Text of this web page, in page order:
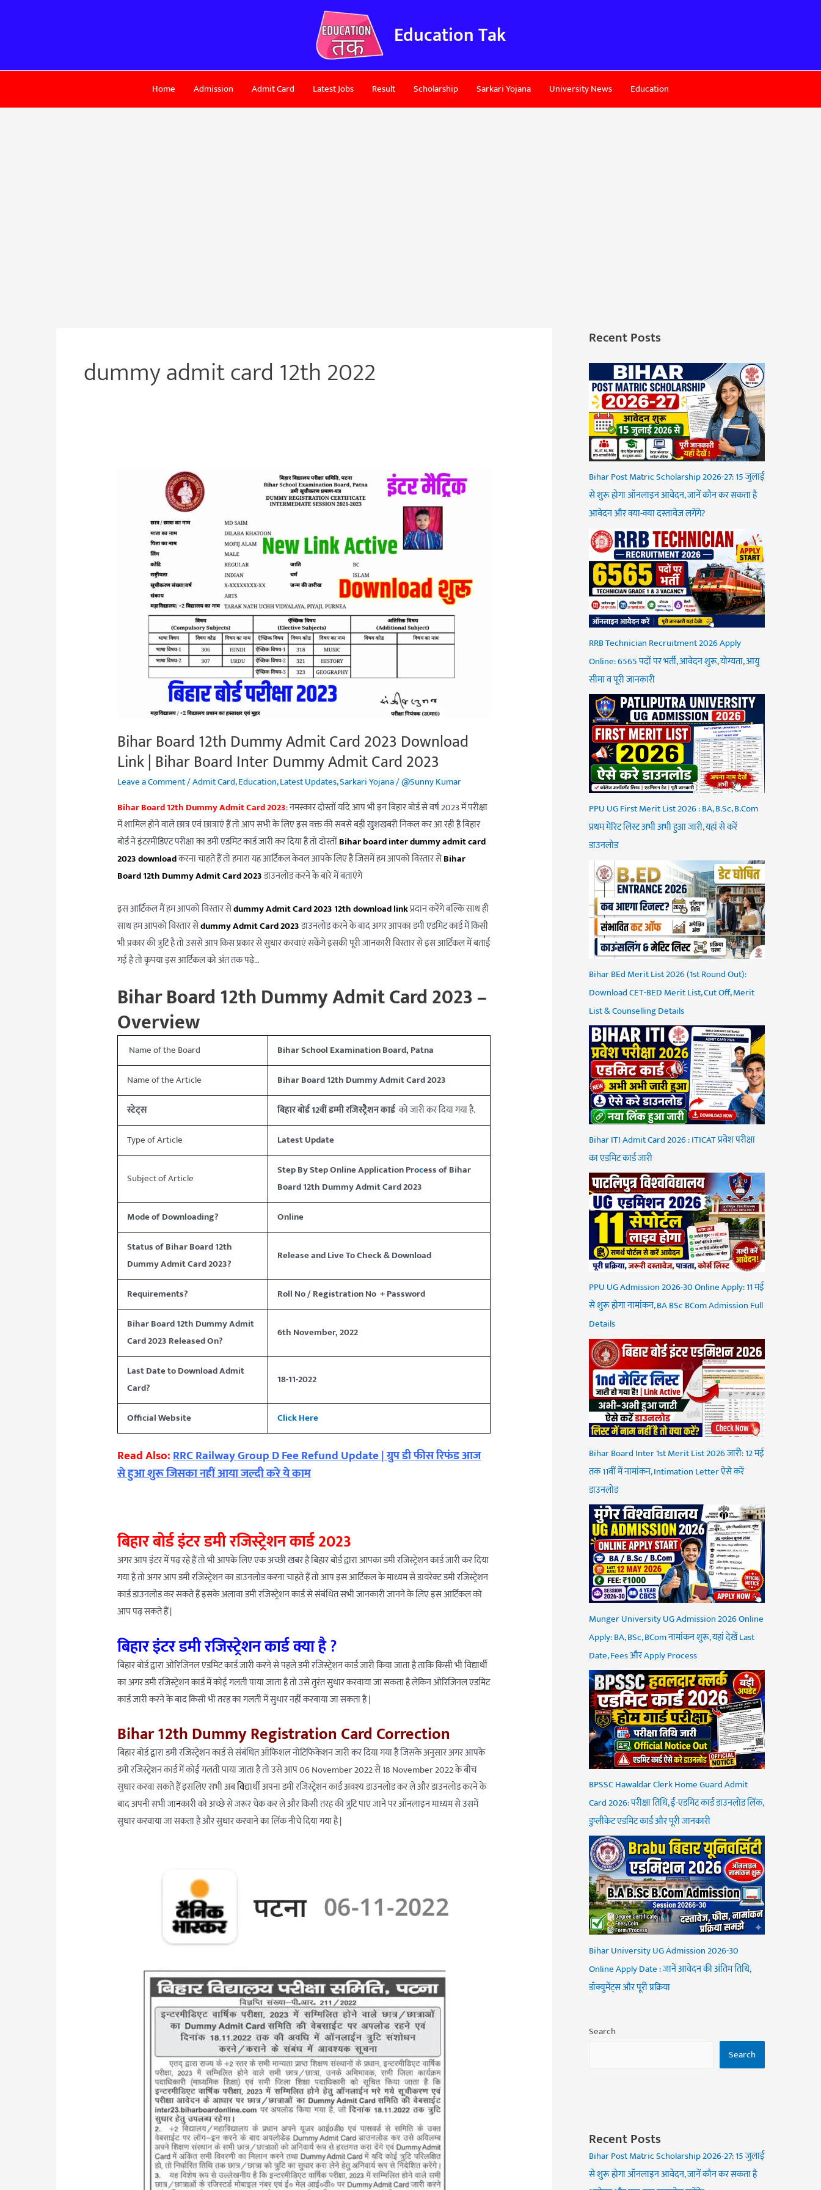
Education Tak
Home Admission Admit Card Latest Jobs Result Scholarship Sarkari Yojana University News Education
dummy admit card 12th 2022
Bihar Board 12th Dummy Admit Card 2023 Download
Link | Bihar Board Inter Dummy Admit Card 2023
Leave a Comment/Admit Card,Education,Latest Updates,Sarkari Yojana/@Sunny Kumar
Bihar Board 12th Dummy Admit Card 2023: नमस्कार दोस्तों यदि आप भी इन बिहार बोर्ड से वर्ष 2023 में परीक्षा
में शामिल होने वाले छात्र एवं छात्राएं हैं तो आप सभी के लिए इस वक्त की सबसे बड़ी खुशखबरी निकल कर आ रही है बिहार
बोर्ड ने इंटरमीडिएट परीक्षा का डमी एडमिट कार्ड जारी कर दिया है तो दोस्तोंBihar board inter dummy admit card
2023 downloadकरना चाहते हैं तो हमारा यह आर्टिकल केवल आपके लिए है जिसमें हम आपको विस्तार सेBihar
Board 12th Dummy Admit Card 2023डाउनलोड करने के बारे में बताएंगे
इस आर्टिकल मैं हम आपको विस्तार सेdummy Admit Card 2023 12th download linkप्रदान करेंगे बल्कि साथ ही
साथ हम आपको विस्तार सेdummy Admit Card 2023डाउनलोड करने के बाद अगर आपका डमी एडमिट कार्ड में किसी
भी प्रकार की त्रुटि है तो उससे आप किस प्रकार से सुधार करवाएं सकेंगे इसकी पूरी जानकारी विस्तार से इस आर्टिकल में बताई
गई है तो कृपया इस आर्टिकल को अंत तक पढ़े…
Bihar Board 12th Dummy Admit Card 2023 –
Overview
Name of the Board
Bihar School Examination Board, Patna
Name of the Article
Bihar Board 12th Dummy Admit Card 2023
स्टेट्स
बिहार बोर्ड 12वीं डम्मी रजिस्ट्रैेशन कार्ड को जारी कर दिया गया है.
Type of Article
Latest Update
Subject of Article
Step By Step Online Application Process of Bihar
Board 12th Dummy Admit Card 2023
Mode of Downloading?
Online
Status of Bihar Board 12th
Dummy Admit Card 2023?
Release and Live To Check & Download
Requirements?
Roll No / Registration No + Password
Bihar Board 12th Dummy Admit
Card 2023 Released On?
6th November, 2022
Last Date to Download Admit
Card?
18-11-2022
Official Website Click Here
Read Also:RRC Railway Group D Fee Refund Update | ग्रुप डी फीस रिफंड आज
से हुआ शुरू जिसका नहीं आया जल्दी करे ये काम
बिहार बोर्ड इंटर डमी रजिस्ट्रेशन कार्ड 2023
अगर आप इंटर में पढ़ रहे हैं तो भी आपके लिए एक अच्छी खबर है बिहार बोर्ड द्वारा आपका डमी रजिस्ट्रेशन कार्ड जारी कर दिया
गया है तो अगर आप डमी रजिस्ट्रेशन का डाउनलोड करना चाहते हैं तो आप इस आर्टिकल के माध्यम से डायरेक्ट डमी रजिस्ट्रेशन
कार्ड डाउनलोड कर सकते हैं इसके अलावा डमी रजिस्ट्रेशन कार्ड से संबंधित सभी जानकारी जानने के लिए इस आर्टिकल को
आप पढ़ सकते हैं |
बिहार इंटर डमी रजिस्ट्रेशन कार्ड क्या है?
बिहार बोर्ड द्वारा ओरिजिनल एडमिट कार्ड जारी करने से पहले डमी रजिस्ट्रेशन कार्ड जारी किया जाता है ताकि किसी भी विद्यार्थी
का अगर डमी रजिस्ट्रेशन कार्ड में कोई गलती पाया जाता है तो उसे तुरंत सुधार करवाया जा सकता है लेकिन ओरिजिनल एडमिट
कार्ड जारी करने के बाद किसी भी तरह का गलती में सुधार नहीं करवाया जा सकता है |
Bihar 12th Dummy Registration Card Correction
बिहार बोर्ड द्वारा डमी रजिस्ट्रेशन कार्ड से संबंधित ऑफिशल नोटिफिकेशन जारी कर दिया गया है जिसके अनुसार अगर आपके
डमी रजिस्ट्रेशन कार्ड में कोई गलती पाया जाता है तो उसे आप 06 November 2022 से 18 November 2022 के बीच
सुधार करवा सकते हैं इसलिए सभी अबविद्यार्थी अपना डमी रजिस्ट्रेशन कार्ड अवश्य डाउनलोड कर ले और डाउनलोड करने के
बाद अपनी सभी जानकारी को अच्छे से जरूर चेक कर ले और किसी तरह की त्रुटि पाए जाने पर ऑनलाइन माध्यम से उसमें
सुधार करवाया जा सकता है और सुधार करवाने का लिंक नीचे दिया गया है |
Download
Card
2023
Recent Posts
Bihar Post Matric Scholarship 2026-27: 15 जुलाई
से शुरू होगा ऑनलाइन आवेदन, जानें कौन कर सकता है
आवेदन और क्या-क्या दस्तावेज लगेंगे?
RRB Technician Recruitment 2026 Apply
Online: 6565 पदों पर भर्ती, आवेदन शुरू, योग्यता, आयु
सीमा व पूरी जानकारी
PPU UG First Merit List 2026 : BA, B.Sc, B.Com
प्रथम मेरिट लिस्ट अभी अभी हुआ जारी, यहां से करें
डाउनलोड
Bihar BEd Merit List 2026 (1st Round Out):
Download CET-BED Merit List, Cut Off, Merit
List & Counselling Details
Bihar ITI Admit Card 2026 : ITICAT प्रवेश परीक्षा
का एडमिट कार्ड जारी
PPU UG Admission 2026-30 Online Apply: 11 मई
से शुरू होगा नामांकन, BA BSc BCom Admission Full
Details
Bihar Board Inter 1st Merit List 2026 जारी: 12 मई
तक 11वीं में नामांकन, Intimation Letter ऐसे करें
डाउनलोड
Munger University UG Admission 2026 Online
Apply: BA, BSc, BCom नामांकन शुरू, यहां देखें Last
Date, Fees और Apply Process
BPSSC Hawaldar Clerk Home Guard Admit
Card 2026: परीक्षा तिथि, ई-एडमिट कार्ड डाउनलोड लिंक,
डुप्लीकेट एडमिट कार्ड और पूरी जानकारी
Bihar University UG Admission 2026-30
Online Apply Date : जानें आवेदन की अंतिम तिथि,
डॉक्युमेंट्स और पूरी प्रक्रिया
Search
Search
Recent Posts
Bihar Post Matric Scholarship 2026-27: 15 जुलाई
से शुरू होगा ऑनलाइन आवेदन, जानें कौन कर सकता है